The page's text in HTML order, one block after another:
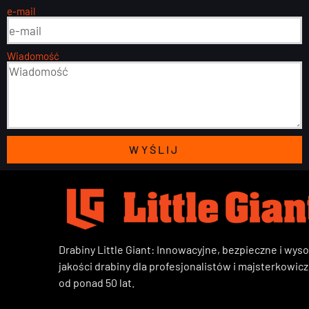
e-mail
Wiadomość
WYŚLIJ
Drabiny Little Giant: Innowacyjne, bezpieczne i
jakości drabiny dla profesjonalistów i
od ponad 50 lat.